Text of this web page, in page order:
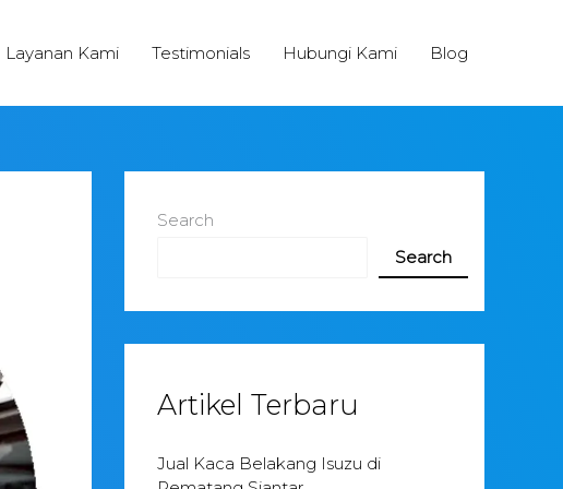
Layanan Kami Testimonials Hubungi Kami Blog
Search
Search
Artikel Terbaru
Jual Kaca Belakang Isuzu di